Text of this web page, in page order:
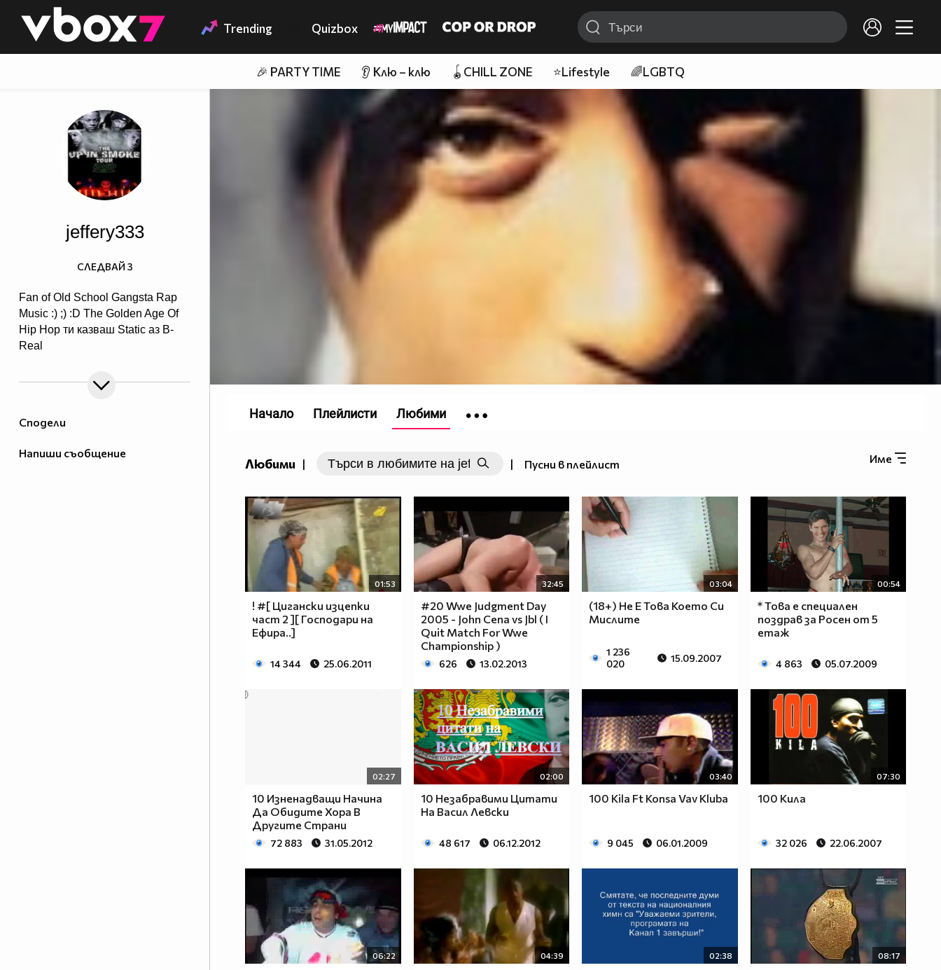
👾 Trending Quizbox
🎉 PARTY TIME 👂 Клю – клю 🪀CHILL ZONE ⭐Lifestyle 🌈LGBTQ
Сподели
Напиши съобщение
jeffery333
Fan of Old School Gangsta Rap
Music :) ;) :D The Golden Age Of
Hip Hop ти казваш Static аз B-
Real
казваш Wiz Khalifa аз Snoop
Doggy Dogg ти казваш Akon аз
СЛЕДВАЙ 3
Любими | | Пусни в плейлист Име
01:53
! #[ Цигански изцепки
част 2 ][ Господари на
Ефира..]
14 344 25.06.2011
32:45
#20 Wwe Judgment Day
2005 - John Cena vs Jbl ( I
Quit Match For Wwe
Championship )
626 13.02.2013
03:04
(18+) Не Е Това Което Си
Мислите
1 236
020
15.09.2007
00:54
* Това е специален
поздрав за Росен от 5
етаж
4 863 05.07.2009
02:27
10 Изненадващи Начина
Да Обидите Хора В
Другите Страни
72 883 31.05.2012
02:00
10 Незабравими Цитати
На Васил Левски
48 617 06.12.2012
03:40
100 Kila Ft Konsa Vav Kluba
9 045 06.01.2009
07:30
100 Кила
32 026 22.06.2007
06:22 04:39 02:38 08:17
Начало Плейлисти Любими